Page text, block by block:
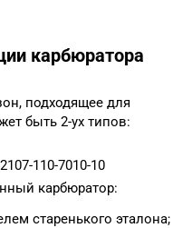
карбюратора
подходящее для
быть 2-ух типов:
110-7010-10
карбюратор:
старенького эталона;